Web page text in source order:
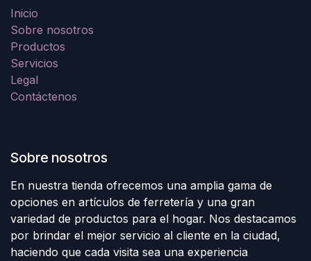
Inicio
Sobre nosotros
Productos
Servicios
Legal
Contáctenos
Sobre nosotros
En nuestra tienda ofrecemos una amplia gama de
opciones en artículos de ferretería y una gran
variedad de productos para el hogar. Nos destacamos
por brindar el mejor servicio al cliente en la ciudad,
haciendo que cada visita sea una experiencia